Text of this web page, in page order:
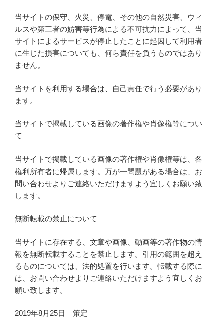
当サイトの保守、火災、停電、その他の自然災害、ウィ
ルスや第三者の妨害等行為による不可抗力によって、当
サイトによるサービスが停止したことに起因して利用者
に生じた損害についても、何ら責任を負うものではあり
ません。
当サイトを利用する場合は、自己責任で行う必要があり
ます。
当サイトで掲載している画像の著作権や肖像権等につい
て
当サイトで掲載している画像の著作権や肖像権等は、各
権利所有者に帰属します。万が一問題がある場合は、お
問い合わせよりご連絡いただけますよう宜しくお願い致
します。
無断転載の禁止について
当サイトに存在する、文章や画像、動画等の著作物の情
報を無断転載することを禁止します。引用の範囲を超え
るものについては、法的処置を行います。転載する際に
は、お問い合わせよりご連絡いただけますよう宜しくお
願い致します。
2019年8月25日 策定